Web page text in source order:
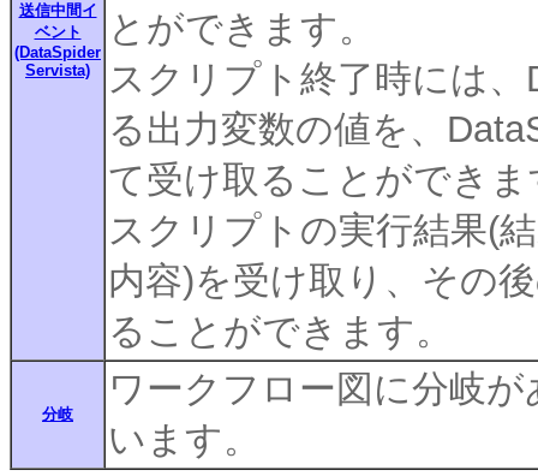
送信中間イ
ベント
(DataSpider
Servista)
とができます。
スクリプト終了時には
る出力変数の値を、
て受け取ることができま
スクリプトの実行結果(
内容)を受け取り、その
ることができます。
分岐
ワークフロー図に分岐
います。